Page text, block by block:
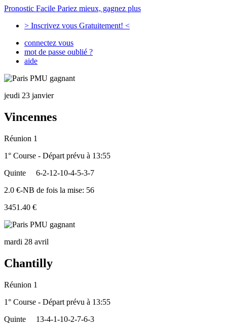
Pronostic Facile Pariez mieux, gagnez plus
> Inscrivez vous Gratuitement! <
connectez vous
mot de passe oublié ?
aide
jeudi 23 janvier
Vincennes
Réunion 1
1° Course - Départ prévu à 13:55
Quinte
6-2-12-10-4-5-3-7
2.0 €-NB de fois la mise: 56
3451.40 €
mardi 28 avril
Chantilly
Réunion 1
1° Course - Départ prévu à 13:55
Quinte
13-4-1-10-2-7-6-3